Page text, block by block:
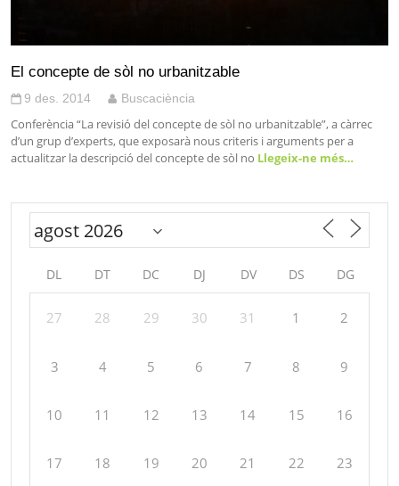
El concepte de sòl no urbanitzable
9 des. 2014 Buscaciència
Conferència “La revisió del concepte de sòl no urbanitzable”, a càrrec
d’un grup d’experts, que exposarà nous criteris i arguments per a
actualitzar la descripció del concepte de sòl no Llegeix-ne més…
DL DT DC DJ DV DS DG
27 28 29 30 31 1 2
3 4 5 6 7 8 9
10 11 12 13 14 15 16
17 18 19 20 21 22 23